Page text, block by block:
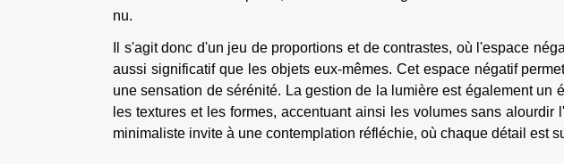
nu.
Il s'agit donc d'un jeu de proportions et de contrastes, où l'espace
aussi significatif que les objets eux-mêmes. Cet espace négatif
une sensation de sérénité. La gestion de la lumière est également un
les textures et les formes, accentuant ainsi les volumes sans
minimaliste invite à une contemplation réfléchie, où chaque détail est